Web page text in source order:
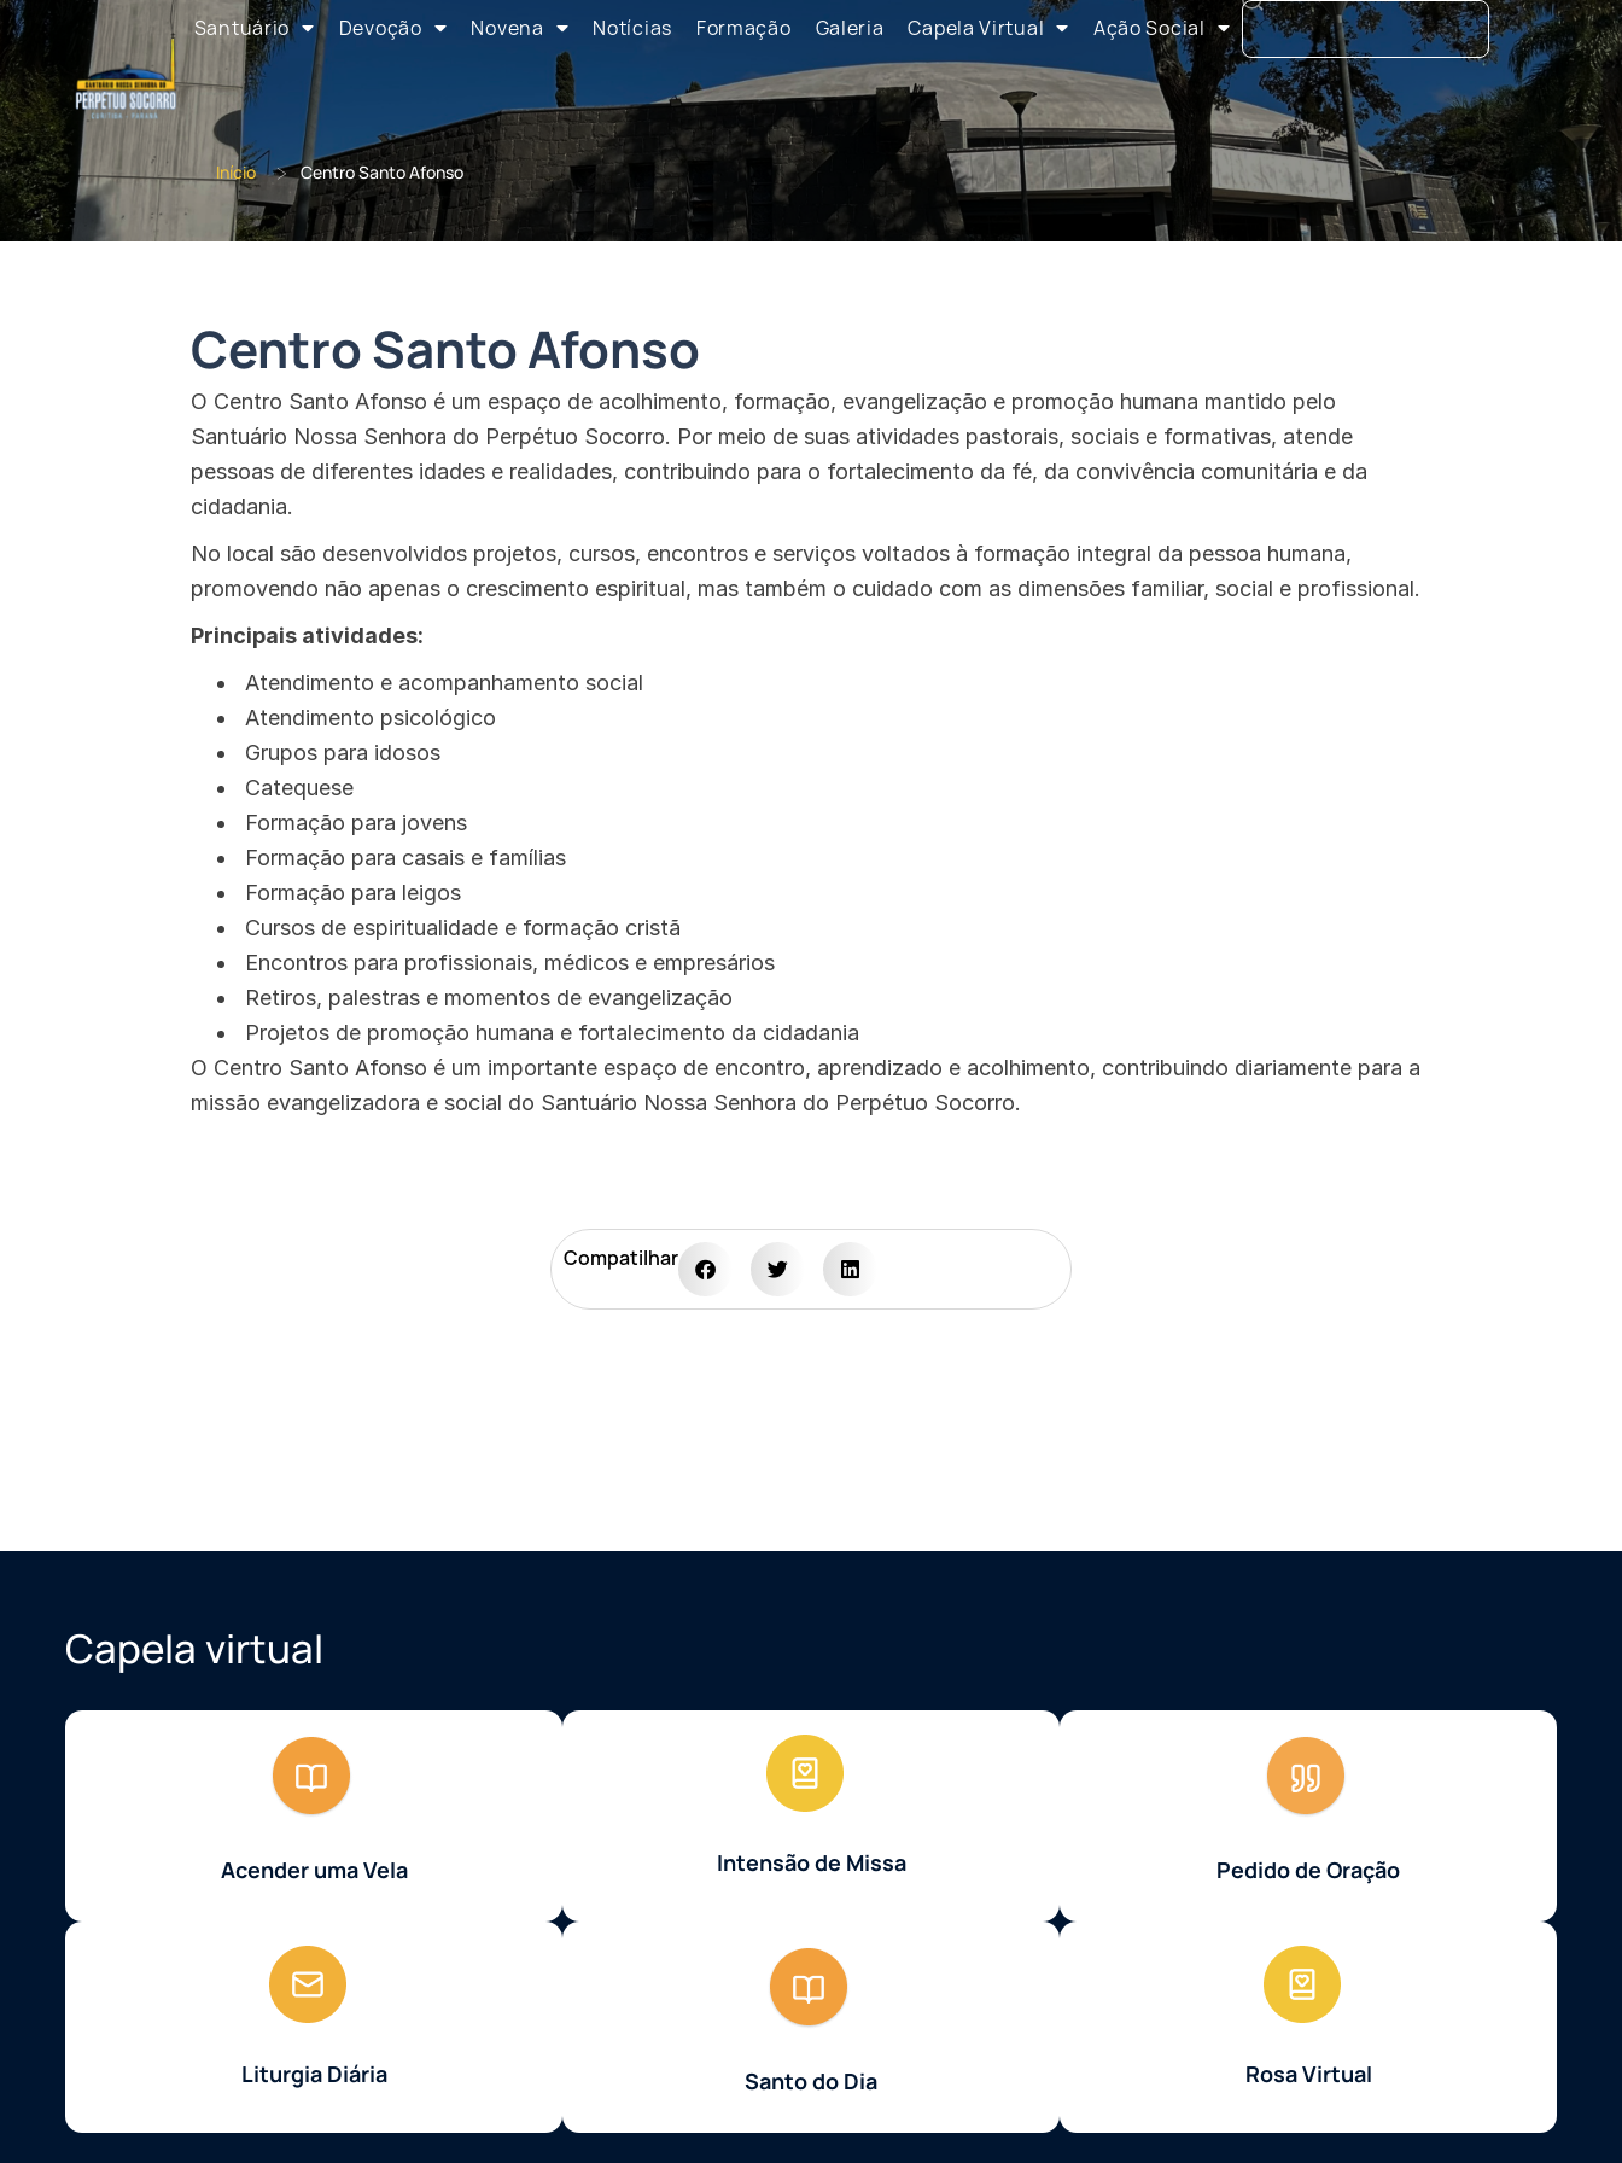
Santuário Devoção Novena Notícias Formação Galeria Capela Virtual Ação Social
Início > Centro Santo Afonso
Centro Santo Afonso
O Centro Santo Afonso é um espaço de acolhimento, formação, evangelização e promoção humana mantido pelo
Santuário Nossa Senhora do Perpétuo Socorro. Por meio de suas atividades pastorais, sociais e formativas, atende
pessoas de diferentes idades e realidades, contribuindo para o fortalecimento da fé, da convivência comunitária e da
cidadania.
No local são desenvolvidos projetos, cursos, encontros e serviços voltados à formação integral da pessoa humana,
promovendo não apenas o crescimento espiritual, mas também o cuidado com as dimensões familiar, social e profissional.
Principais atividades:
Atendimento e acompanhamento social
Atendimento psicológico
Grupos para idosos
Catequese
Formação para jovens
Formação para casais e famílias
Formação para leigos
Cursos de espiritualidade e formação cristã
Encontros para profissionais, médicos e empresários
Retiros, palestras e momentos de evangelização
Projetos de promoção humana e fortalecimento da cidadania
O Centro Santo Afonso é um importante espaço de encontro, aprendizado e acolhimento, contribuindo diariamente para a
missão evangelizadora e social do Santuário Nossa Senhora do Perpétuo Socorro.
Compatilhar
Capela virtual
Acender uma Vela Intensão de Missa Pedido de Oração
Liturgia Diária Santo do Dia Rosa Virtual